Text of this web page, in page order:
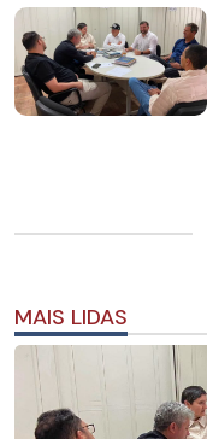
MAIS LIDAS